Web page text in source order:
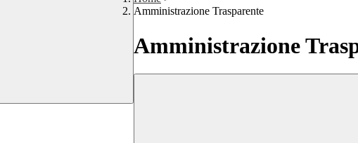
Amministrazione Trasparente
Amministrazione